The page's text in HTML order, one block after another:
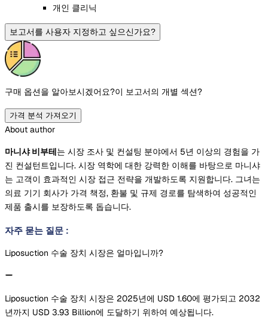
개인 클리닉
보고서를 사용자 지정하고 싶으신가요?
구매 옵션을 알아보시겠어요?이 보고서의 개별 섹션?
가격 분석 가져오기
About author
마니샤 비부테는 시장 조사 및 컨설팅 분야에서 5년 이상의 경험을 가
진 컨설턴트입니다. 시장 역학에 대한 강력한 이해를 바탕으로 마니샤
는 고객이 효과적인 시장 접근 전략을 개발하도록 지원합니다. 그녀는
의료 기기 회사가 가격 책정, 환불 및 규제 경로를 탐색하여 성공적인
제품 출시를 보장하도록 돕습니다.
자주 묻는 질문 :
Liposuction 수술 장치 시장은 얼마입니까?
Liposuction 수술 장치 시장은 2025년에 USD 1.60에 평가되고 2032
년까지 USD 3.93 Billion에 도달하기 위하여 예상됩니다.